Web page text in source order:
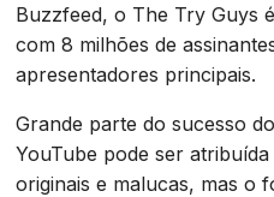
Buzzfeed, o The Try Guys
com 8 milhões de
apresentadores principais.
Grande parte do sucesso
YouTube pode ser
originais e malucas, mas o